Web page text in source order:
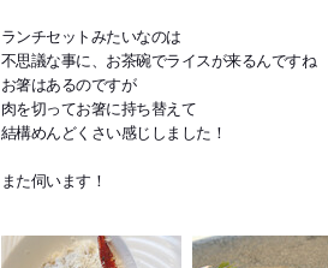
ランチセットみたいなのは
不思議な事に、お茶碗でライスが来るんですね
お箸はあるのですが
肉を切ってお箸に持ち替えて
結構めんどくさい感じしました！
また伺います！